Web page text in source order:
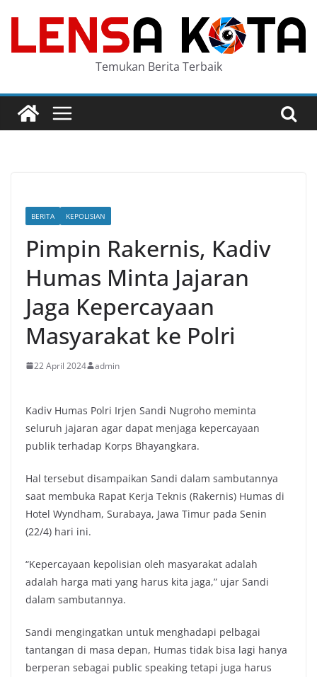
content
Temukan Berita Terbaik
BERITA KEPOLISIAN
Pimpin Rakernis, Kadiv
Humas Minta Jajaran
Jaga Kepercayaan
Masyarakat ke Polri
22 April 2024 admin
Kadiv Humas Polri Irjen Sandi Nugroho meminta
seluruh jajaran agar dapat menjaga kepercayaan
publik terhadap Korps Bhayangkara.
Hal tersebut disampaikan Sandi dalam sambutannya
saat membuka Rapat Kerja Teknis (Rakernis) Humas di
Hotel Wyndham, Surabaya, Jawa Timur pada Senin
(22/4) hari ini.
“Kepercayaan kepolisian oleh masyarakat adalah
adalah harga mati yang harus kita jaga,” ujar Sandi
dalam sambutannya.
Sandi mengingatkan untuk menghadapi pelbagai
tantangan di masa depan, Humas tidak bisa lagi hanya
berperan sebagai public speaking tetapi juga harus